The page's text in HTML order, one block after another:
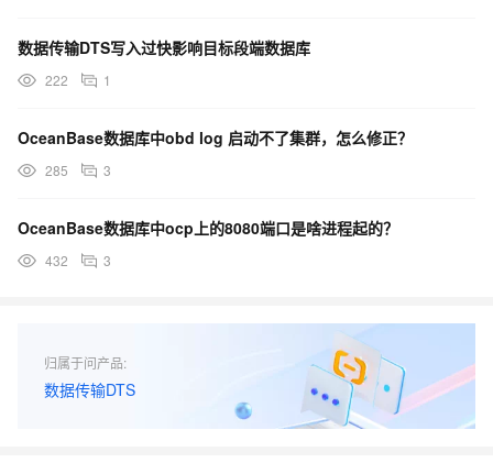
数据传输DTS写入过快影响目标段端数据库
222 1
OceanBase数据库中obd log 启动不了集群，怎么修正？
285 3
OceanBase数据库中ocp上的8080端口是啥进程起的？
432 3
归属于问产品:
数据传输DTS